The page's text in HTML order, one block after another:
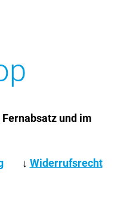
und im
↓ Widerrufsrecht